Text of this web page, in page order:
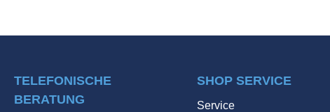
TELEFONISCHE
BERATUNG
SHOP SERVICE
Service